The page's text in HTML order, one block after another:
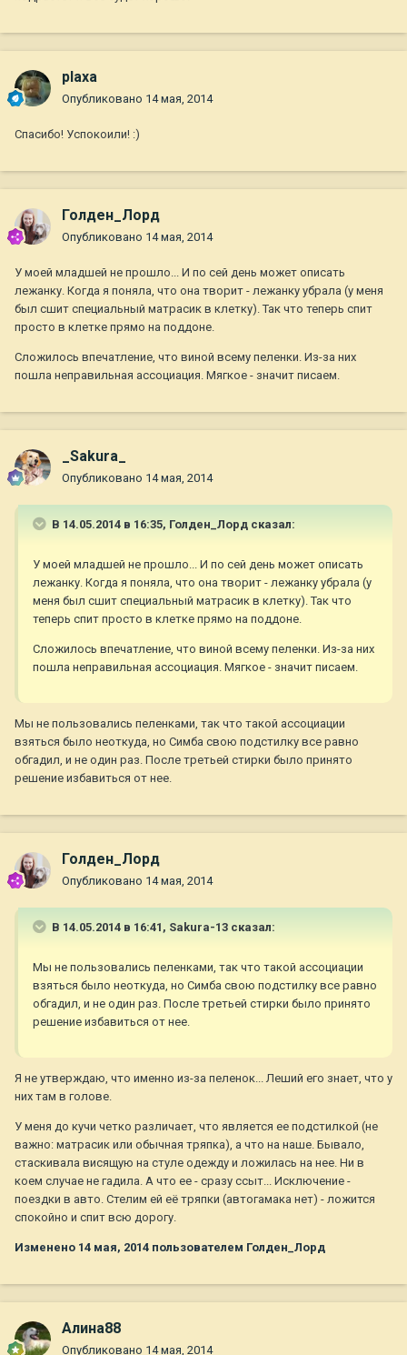
plaxa
Опубликовано 14 мая, 2014
Спасибо! Успокоили! :)
Голден_Лорд
Опубликовано 14 мая, 2014
У моей младшей не прошло... И по сей день может описать
лежанку. Когда я поняла, что она творит - лежанку убрала (у меня
был сшит специальный матрасик в клетку). Так что теперь спит
просто в клетке прямо на поддоне.
Сложилось впечатление, что виной всему пеленки. Из-за них
пошла неправильная ассоциация. Мягкое - значит писаем.
_Sakura_
Опубликовано 14 мая, 2014
В 14.05.2014 в 16:35, Голден_Лорд сказал:
У моей младшей не прошло... И по сей день может описать
лежанку. Когда я поняла, что она творит - лежанку убрала (у
меня был сшит специальный матрасик в клетку). Так что
теперь спит просто в клетке прямо на поддоне.
Сложилось впечатление, что виной всему пеленки. Из-за них
пошла неправильная ассоциация. Мягкое - значит писаем.
Мы не пользовались пеленками, так что такой ассоциации
взяться было неоткуда, но Симба свою подстилку все равно
обгадил, и не один раз. После третьей стирки было принято
решение избавиться от нее.
Голден_Лорд
Опубликовано 14 мая, 2014
В 14.05.2014 в 16:41, Sakura-13 сказал:
Мы не пользовались пеленками, так что такой ассоциации
взяться было неоткуда, но Симба свою подстилку все равно
обгадил, и не один раз. После третьей стирки было принято
решение избавиться от нее.
Я не утверждаю, что именно из-за пеленок... Леший его знает, что у
них там в голове.
У меня до кучи четко различает, что является ее подстилкой (не
важно: матрасик или обычная тряпка), а что на наше. Бывало,
стаскивала висящую на стуле одежду и ложилась на нее. Ни в
коем случае не гадила. А что ее - сразу ссыт... Исключение -
поездки в авто. Стелим ей её тряпки (автогамака нет) - ложится
спокойно и спит всю дорогу.
Изменено 14 мая, 2014 пользователем Голден_Лорд
Алина88
Опубликовано 14 мая, 2014